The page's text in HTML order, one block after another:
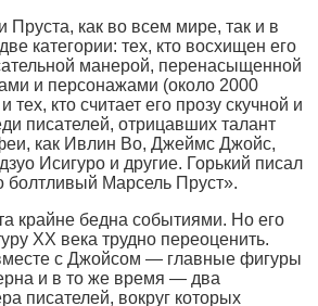
Пруста, как во всем мире, так и в
категории: тех, кто восхищен его
манерой, перенасыщенной
и персонажами (около 2000
кто считает его прозу скучной и
писателей, отрицавших талант
как Ивлин Во, Джеймс Джойс,
Исигуро и другие. Горький писал
Марсель Пруст».
крайне бедна событиями. Но его
ХХ века трудно переоценить.
с Джойсом — главные фигуры
и в то же время — два
писателей, вокруг которых